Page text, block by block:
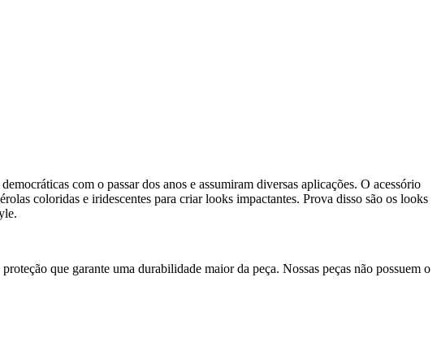
com o passar dos anos e assumiram diversas aplicações. O acessório
coloridas e iridescentes para criar looks impactantes. Prova disso são os looks
que garante uma durabilidade maior da peça. Nossas peças não possuem o